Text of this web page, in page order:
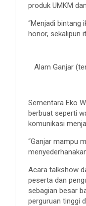
produk UMKM
“Menjadi bintang
honor, sekalipun
Alam Ganjar
Sementara Eko
berbuat seperti
komunikasi
“Ganjar mampu
Acara talkshow
peserta dan
sebagian besar
perguruan tinggi